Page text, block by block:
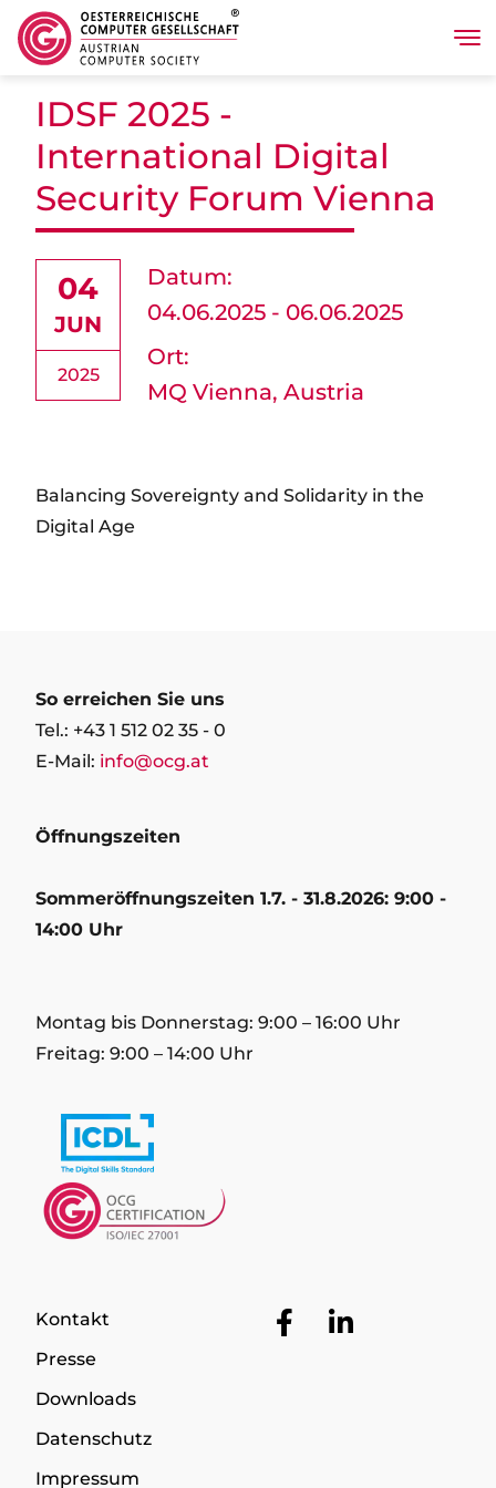
IDSF 2025 -
International Digital
Security Forum Vienna
04
JUN
2025
Datum:
04.06.2025 - 06.06.2025
Ort:
MQ Vienna, Austria
Balancing Sovereignty and Solidarity in the
Digital Age
So erreichen Sie uns
Tel.: +43 1 512 02 35 - 0
E-Mail: info@ocg.at
Öffnungszeiten
Sommeröffnungszeiten 1.7. - 31.8.2026: 9:00 -
14:00 Uhr
Montag bis Donnerstag: 9:00 – 16:00 Uhr
Freitag: 9:00 – 14:00 Uhr
Kontakt
Presse
Downloads
Datenschutz
Impressum
FacebookLinkedIn